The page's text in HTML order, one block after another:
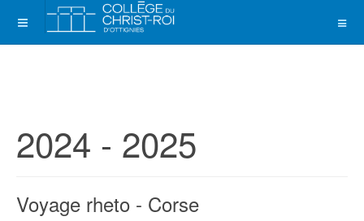
2024 - 2025
Voyage rheto - Corse